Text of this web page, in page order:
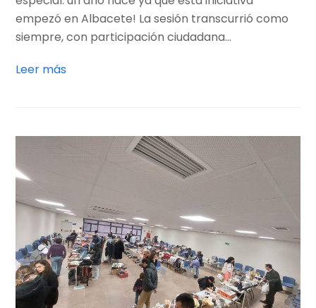
empezó en Albacete! La sesión transcurrió como
siempre, con participación ciudadana…
Leer más